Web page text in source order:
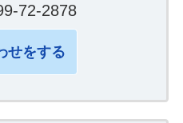
72-2878
せをする